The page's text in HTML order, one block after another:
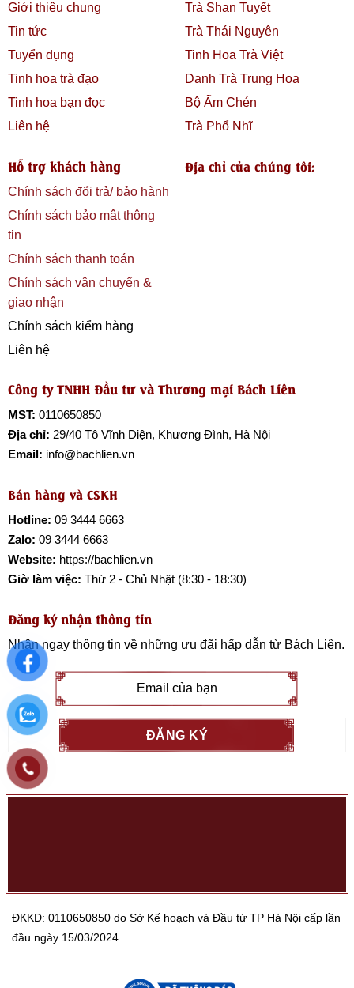
Giới thiệu chung
Tin tức
Tuyển dụng
Tinh hoa trà đạo
Tinh hoa bạn đọc
Liên hệ
Trà Shan Tuyết
Trà Thái Nguyên
Tinh Hoa Trà Việt
Danh Trà Trung Hoa
Bộ Ấm Chén
Trà Phổ Nhĩ
Hỗ trợ khách hàng
Chính sách đổi trả/ bảo hành
Chính sách bảo mật thông
tin
Chính sách thanh toán
Chính sách vận chuyển &
giao nhận
Chính sách kiểm hàng
Liên hệ
Địa chỉ của chúng tôi:
Công ty TNHH Đầu tư và Thương mại Bách Liên
MST: 0110650850
Địa chỉ: 29/40 Tô Vĩnh Diện, Khương Đình, Hà Nội
Email: info@bachlien.vn
Bán hàng và CSKH
Hotline: 09 3444 6663
Zalo: 09 3444 6663
Website: https://bachlien.vn
Giờ làm việc: Thứ 2 - Chủ Nhật (8:30 - 18:30)
Đăng ký nhận thông tin
Nhận ngay thông tin về những ưu đãi hấp dẫn từ Bách Liên.
ĐKKD: 0110650850 do Sở Kế hoạch và Đầu từ TP Hà Nội cấp lần
đầu ngày 15/03/2024